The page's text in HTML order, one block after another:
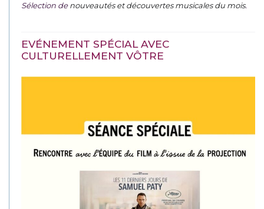
Sélection denouveautés et découvertes musicales du mois.
EVÉNEMENT SPÉCIAL AVEC
CULTURELLEMENT VÔTRE